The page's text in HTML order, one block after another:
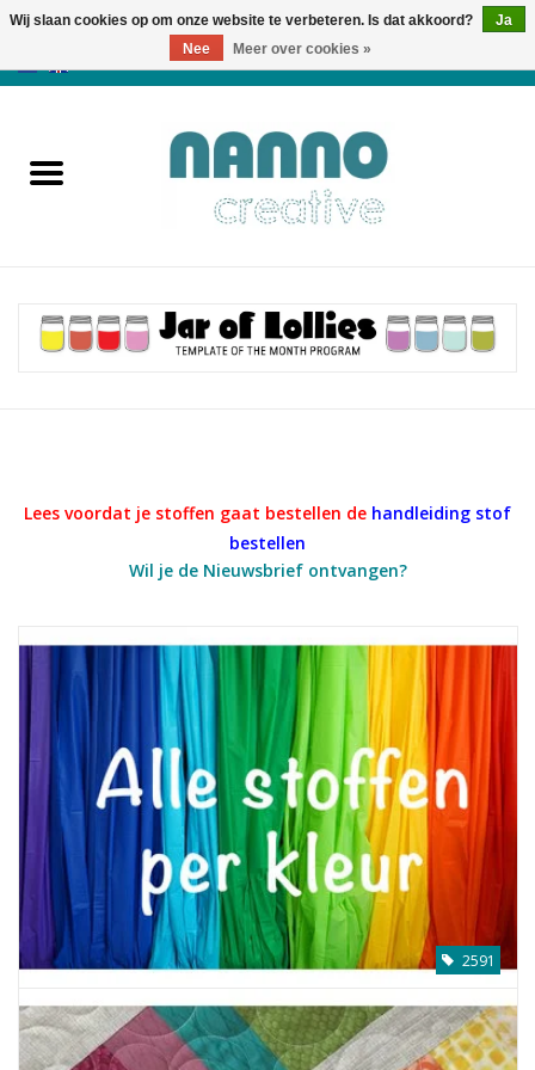
Producten
Nieuws
Laatste Kans
Cadeaubonnen
Nanno Blog
Merken
Beloningen
Lees voordat je stoffen gaat bestellen de handleiding stof
bestellen
Wil je de Nieuwsbrief ontvangen?
2591
Wij slaan cookies op om onze website te verbeteren. Is dat akkoord?
Ja
Nee
Meer over cookies »